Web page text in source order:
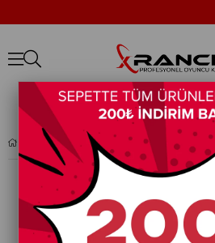
XRANCER COMPANY RED 4D OYUNCU KOLTUĞU